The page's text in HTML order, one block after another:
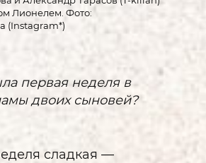
Лионелем. Фото:
(Instagram*)
первая неделя в
двоих сыновей?
сладкая —